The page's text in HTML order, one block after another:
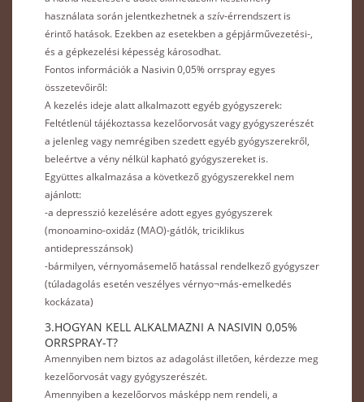
használata során jelentkezhetnek a szív-érrendszert is
érintő hatások. Ezekben az esetekben a gépjárművezetési-,
és a gépkezelési képesség károsodhat.
Fontos információk a Nasivin 0,05% orrspray egyes
összetevőiről:
A kezelés ideje alatt alkalmazott egyéb gyógyszerek:
Feltétlenül tájékoztassa kezelőorvosát vagy gyógyszerészét
a jelenleg vagy nemrégiben szedett egyéb gyógyszerekről,
beleértve a vény nélkül kapható gyógyszereket is.
Együttes alkalmazása a következő gyógyszerekkel nem
ajánlott:
-a depresszió kezelésére adott egyes gyógyszerek
(monoamino-oxidáz (MAO)-gátlók, triciklikus
antidepresszánsok)
-bármilyen, vérnyomásemelő hatással rendelkező gyógyszer
(túladagolás esetén veszélyes vérnyo¬más-emelkedés
kockázata)
3.HOGYAN KELL ALKALMAZNI A NASIVIN 0,05%
ORRSPRAY-T?
Amennyiben nem biztos az adagolást illetően, kérdezze meg
kezelőorvosát vagy gyógyszerészét.
Amennyiben a kezelőorvos másképp nem rendeli, a